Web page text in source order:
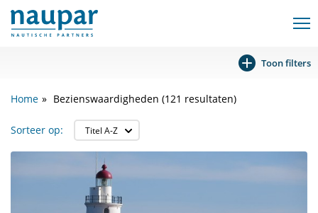
Toon filters
Home Bezienswaardigheden (121 resultaten)
Sorteer op: